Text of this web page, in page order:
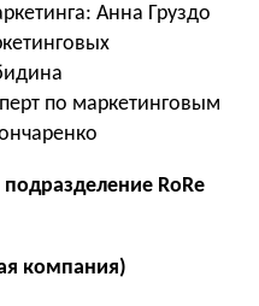
Анна Груздо
по маркетинговым
RoRe
компания)